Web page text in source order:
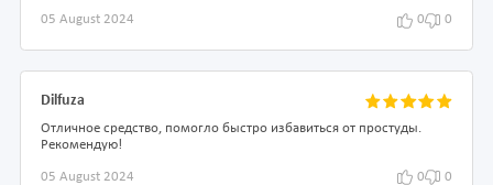
05 August 2024 0 0
Dilfuza
Отличное средство, помогло быстро избавиться от простуды.
Рекомендую!
05 August 2024 0 0